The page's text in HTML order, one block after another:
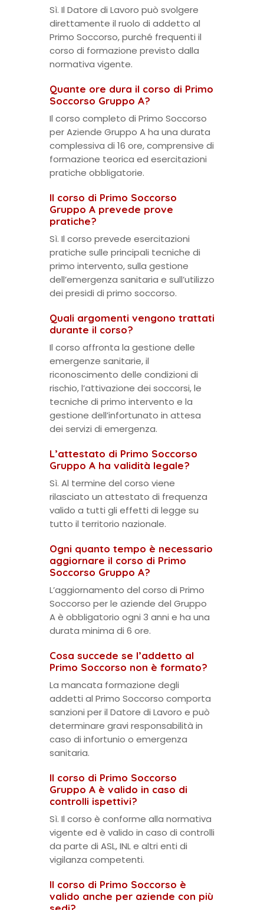
Sì. Il Datore di Lavoro può svolgere
direttamente il ruolo di addetto al
Primo Soccorso, purché frequenti il
corso di formazione previsto dalla
normativa vigente.
Quante ore dura il corso di Primo
Soccorso Gruppo A?
Il corso completo di Primo Soccorso
per Aziende Gruppo A ha una durata
complessiva di 16 ore, comprensive di
formazione teorica ed esercitazioni
pratiche obbligatorie.
Il corso di Primo Soccorso
Gruppo A prevede prove
pratiche?
Sì. Il corso prevede esercitazioni
pratiche sulle principali tecniche di
primo intervento, sulla gestione
dell’emergenza sanitaria e sull’utilizzo
dei presidi di primo soccorso.
Quali argomenti vengono trattati
durante il corso?
Il corso affronta la gestione delle
emergenze sanitarie, il
riconoscimento delle condizioni di
rischio, l’attivazione dei soccorsi, le
tecniche di primo intervento e la
gestione dell’infortunato in attesa
dei servizi di emergenza.
L’attestato di Primo Soccorso
Gruppo A ha validità legale?
Sì. Al termine del corso viene
rilasciato un attestato di frequenza
valido a tutti gli effetti di legge su
tutto il territorio nazionale.
Ogni quanto tempo è necessario
aggiornare il corso di Primo
Soccorso Gruppo A?
L’aggiornamento del corso di Primo
Soccorso per le aziende del Gruppo
A è obbligatorio ogni 3 anni e ha una
durata minima di 6 ore.
Cosa succede se l’addetto al
Primo Soccorso non è formato?
La mancata formazione degli
addetti al Primo Soccorso comporta
sanzioni per il Datore di Lavoro e può
determinare gravi responsabilità in
caso di infortunio o emergenza
sanitaria.
Il corso di Primo Soccorso
Gruppo A è valido in caso di
controlli ispettivi?
Sì. Il corso è conforme alla normativa
vigente ed è valido in caso di controlli
da parte di ASL, INL e altri enti di
vigilanza competenti.
Il corso di Primo Soccorso è
valido anche per aziende con più